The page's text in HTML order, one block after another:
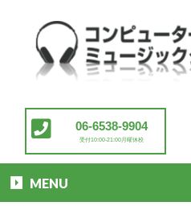
06-6538-9904
受付10:00-21:00月曜休校
MENU